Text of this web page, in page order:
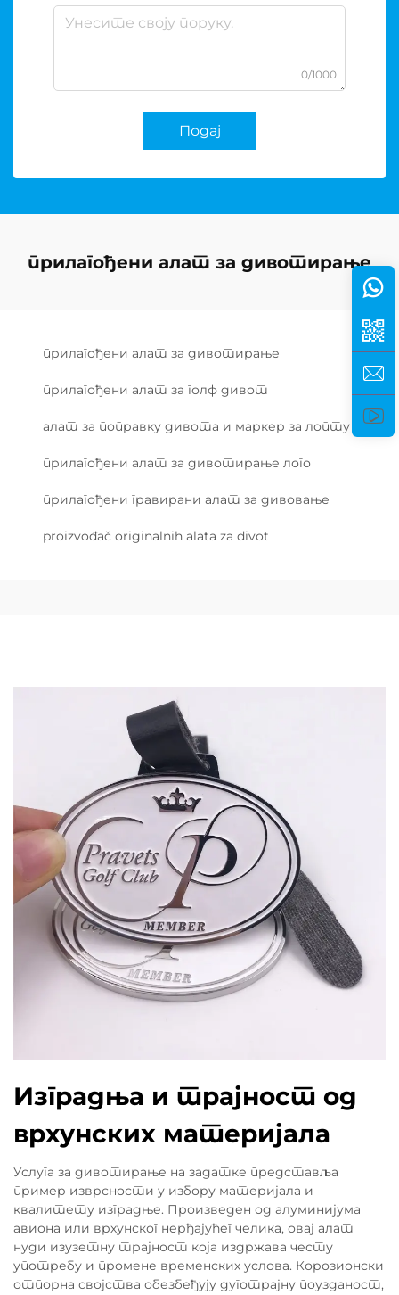
0/1000
Подај
прилагођени алат за дивотирање
прилагођени алат за дивотирање
прилагођени алат за голф дивот
алат за поправку дивота и маркер за лопту
прилагођени алат за дивотирање лого
прилагођени гравирани алат за дивовање
proizvođač originalnih alata za divot
Изградња и трајност од
врхунских материјала
Услуга за дивотирање на задатке представља
пример изврсности у избору материјала и
квалитету изградње. Произведен од алуминијума
авиона или врхунског нерђајућег челика, овај алат
нуди изузетну трајност која издржава честу
употребу и промене временских услова. Корозионски
отпорна својства обезбеђују дуготрајну поузданост,